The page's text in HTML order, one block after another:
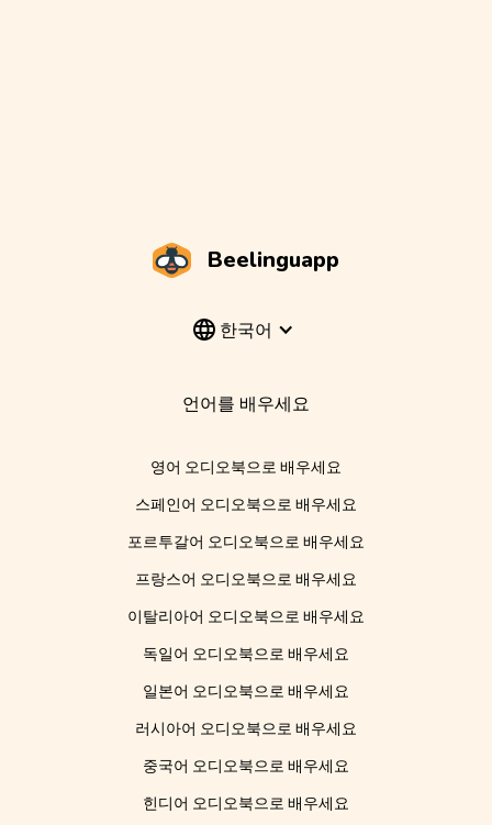
Beelinguapp
한국어
언어를 배우세요
영어 오디오북으로 배우세요
스페인어 오디오북으로 배우세요
포르투갈어 오디오북으로 배우세요
프랑스어 오디오북으로 배우세요
이탈리아어 오디오북으로 배우세요
독일어 오디오북으로 배우세요
일본어 오디오북으로 배우세요
러시아어 오디오북으로 배우세요
중국어 오디오북으로 배우세요
힌디어 오디오북으로 배우세요